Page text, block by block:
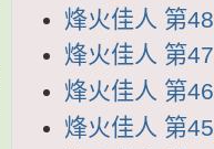
烽火佳人 第
烽火佳人 第
烽火佳人 第
烽火佳人 第